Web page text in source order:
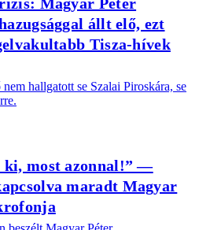
Magyar Péter
állt elő, ezt
Tisza-hívek
hallgatott se Szalai Piroskára, se
ki, most azonnal!” —
maradt Magyar